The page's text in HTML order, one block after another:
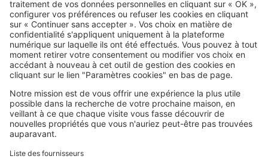
SeLoger c'est aussi